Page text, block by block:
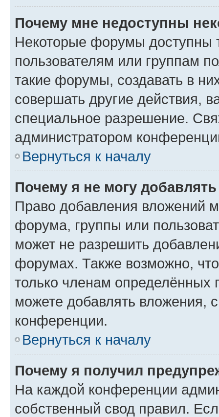
Почему мне недоступны
Некоторые форумы доступны
пользователям или группам
такие форумы, создавать в
совершать другие действия,
специальное разрешение.
администратором
Вернуться к началу
Почему я не могу
Право добавления вложений
форума, группы или
может не разрешить
форумах. Также возможно,
только членам определённых
можете добавлять вложения,
конференции.
Вернуться к началу
Почему я получил
На каждой конференции
собственный свод правил.